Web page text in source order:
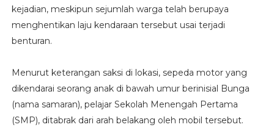
kejadian, meskipun sejumlah warga telah berupaya
menghentikan laju kendaraan tersebut usai terjadi
benturan.
Menurut keterangan saksi di lokasi, sepeda motor yang
dikendarai seorang anak di bawah umur berinisial Bunga
(nama samaran), pelajar Sekolah Menengah Pertama
(SMP), ditabrak dari arah belakang oleh mobil tersebut.